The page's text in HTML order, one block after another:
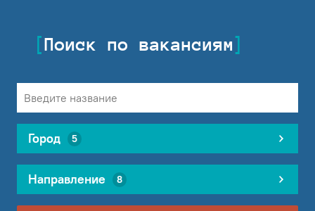
Поиск по вакансиям
Город 5
Направление 8